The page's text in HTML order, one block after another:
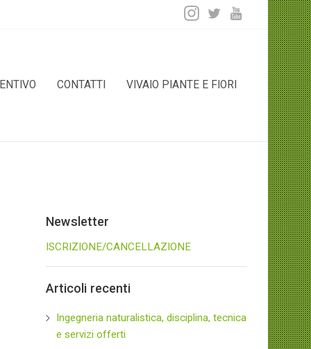
CONTATTI VIVAIO PIANTE E FIORI
Newsletter
ISCRIZIONE/CANCELLAZIONE
Articoli recenti
Ingegneria naturalistica, disciplina, tecnica
e servizi offerti